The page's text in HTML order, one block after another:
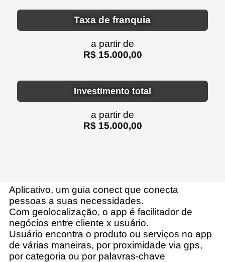
Taxa de franquia
a partir de
R$ 15.000,00
Investimento total
a partir de
R$ 15.000,00
Aplicativo, um guia conect que conecta
pessoas a suas necessidades.
Com geolocalização, o app é facilitador de
negócios entre cliente x usuário.
Usuário encontra o produto ou serviços no app
de várias maneiras, por proximidade via gps,
por categoria ou por palavras-chave